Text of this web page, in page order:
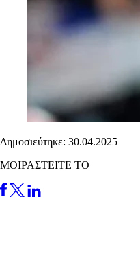
Δημοσιεύτηκε: 30.04.2025
ΜΟΙΡΑΣΤΕΙΤΕ ΤΟ